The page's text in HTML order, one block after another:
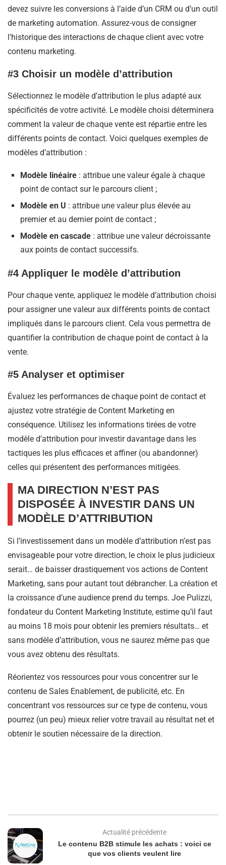
devez suivre les conversions à l’aide d’un CRM ou d’un outil
de marketing automation. Assurez-vous de consigner
l’historique des interactions de chaque client avec votre
contenu marketing.
#3 Choisir un modèle d’attribution
Sélectionnez le modèle d’attribution le plus adapté aux
spécificités de votre activité. Le modèle choisi déterminera
comment la valeur de chaque vente est répartie entre les
différents points de contact. Voici quelques exemples de
modèles d’attribution :
Modèle linéaire : attribue une valeur égale à chaque
point de contact sur le parcours client ;
Modèle en U : attribue une valeur plus élevée au
premier et au dernier point de contact ;
Modèle en cascade : attribue une valeur décroissante
aux points de contact successifs.
#4 Appliquer le modèle d’attribution
Pour chaque vente, appliquez le modèle d’attribution choisi
pour assigner une valeur aux différents points de contact
impliqués dans le parcours client. Cela vous permettra de
quantifier la contribution de chaque point de contact à la
vente.
#5 Analyser et optimiser
Évaluez les performances de chaque point de contact et
ajustez votre stratégie de Content Marketing en
conséquence. Utilisez les informations tirées de votre
modèle d’attribution pour investir davantage dans les
tactiques les plus efficaces et affiner (ou abandonner)
celles qui présentent des performances mitigées.
MA DIRECTION N’EST PAS
DISPOSÉE À INVESTIR DANS UN
MODÈLE D’ATTRIBUTION
Si l’investissement dans un modèle d’attribution n’est pas
envisageable pour votre direction, le choix le plus judicieux
serait… de baisser drastiquement vos actions de Content
Marketing, sans pour autant tout débrancher. La création et
la croissance d’une audience prend du temps. Joe Pulizzi,
fondateur du Content Marketing Institute, estime qu’il faut
au moins 18 mois pour obtenir les premiers résultats… et
sans modèle d’attribution, vous ne saurez même pas que
vous avez obtenu des résultats.
Réorientez vos ressources pour vous concentrer sur le
contenu de Sales Enablement, de publicité, etc. En
concentrant vos ressources sur ce type de contenu, vous
pourrez (un peu) mieux relier votre travail au résultat net et
obtenir le soutien nécessaire de la direction.
Actualité précédente
Le contenu B2B stimule les achats : voici ce
que vos clients veulent lire